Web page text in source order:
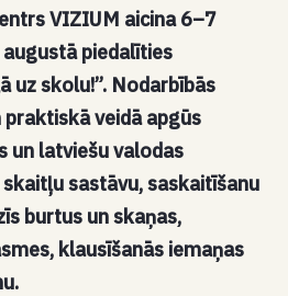
VIZIUM aicina 6–7
piedalīties
uz skolu!”. Nodarbībās
veidā apgūs
un latviešu valodas
sastāvu, saskaitīšanu
burtus un skaņas,
klausīšanās iemaņas